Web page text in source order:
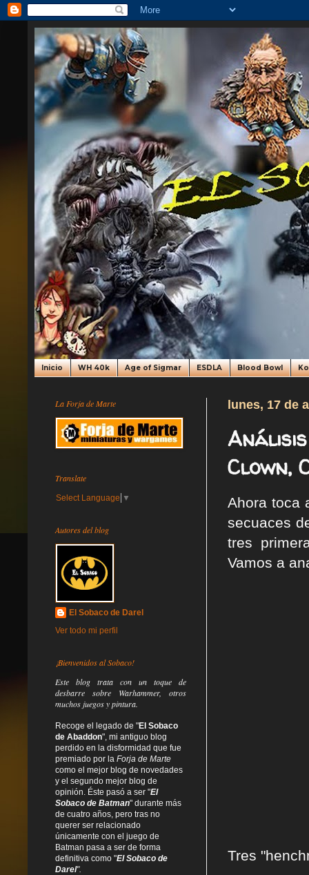
Inicio WH 40k Age of Sigmar ESDLA Blood Bowl
lunes, 17 de
Clown,
Ahora toca
secuaces
tres
Vamos a
Tres
La Forja de Marte
Translate
Select Language ▼
Autores del blog
El Sobaco de Darel
Ver todo mi perfil
¡Bienvenidos al Sobaco!
Este blog trata con un toque de
desbarre sobre Warhammer, otros
muchos juegos y pintura.
Recoge el legado de "El Sobaco
de Abaddon", mi antiguo blog
perdido en la disformidad que fue
premiado por la Forja de Marte
como el mejor blog de novedades
y el segundo mejor blog de
opinión. Éste pasó a ser "El
Sobaco de Batman" durante más
de cuatro años, pero tras no
querer ser relacionado
únicamente con el juego de
Batman pasa a ser de forma
definitiva como "El Sobaco de
Darel".